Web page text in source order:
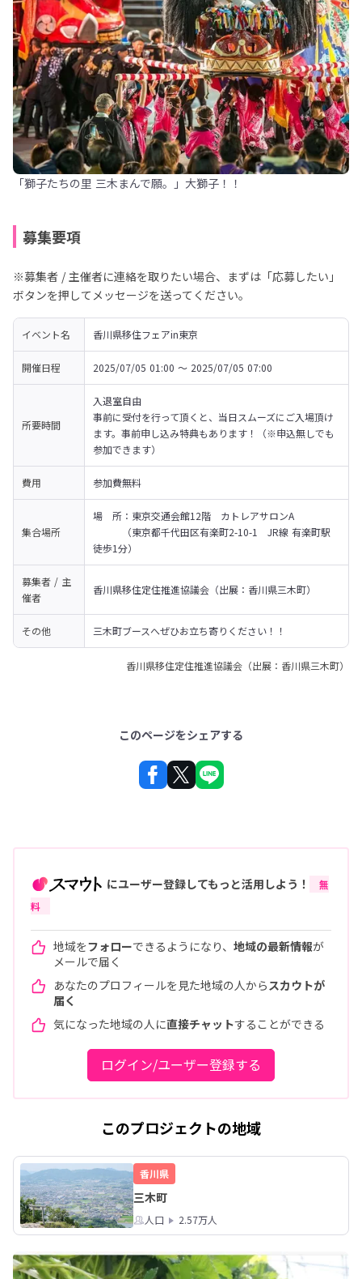
「獅子たちの里 三木まんで願。」大獅子！！
募集要項
※募集者 / 主催者に連絡を取りたい場合、まずは「応募したい」
ボタンを押してメッセージを送ってください。
イベント名 香川県移住フェアin東京
開催日程 2025/07/05 01:00 〜 2025/07/05 07:00
所要時間
入退室自由
事前に受付を行って頂くと、当日スムーズにご入場頂け
ます。事前申し込み特典もあります！（※申込無しでも
参加できます）
費用 参加費無料
集合場所
場　所：東京交通会館12階　カトレアサロンA
（東京都千代田区有楽町2-10-1　JR線 有楽町駅
徒歩1分）
募集者 / 主
催者
香川県移住定住推進協議会（出展：香川県三木町）
その他 三木町ブースへぜひお立ち寄りください！！
香川県移住定住推進協議会（出展：香川県三木町）
このページをシェアする
にユーザー登録してもっと活用しよう！
無
料
地域をフォローできるようになり、 地域の最新情報が
メールで届く
あなたのプロフィールを見た地域の人から スカウトが
届く
気になった地域の人に直接チャットすることができる
ログイン/ユーザー登録する
このプロジェクトの地域
香川県
三木町
人口 2.57万人